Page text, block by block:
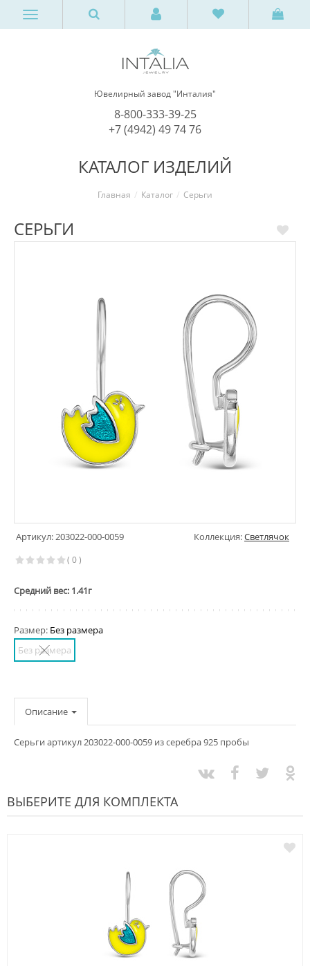
Ювелирный завод "Инталия"
8-800-333-39-25
+7 (4942) 49 74 76
КАТАЛОГ ИЗДЕЛИЙ
Главная Каталог Серьги
СЕРЬГИ
Артикул: 203022-000-0059 Коллекция:Светлячок
( 0 )
Средний вес: 1.41г
Размер: Без размера
Без размера
Описание
Серьги артикул 203022-000-0059 из серебра 925 пробы
ВЫБЕРИТЕ ДЛЯ КОМПЛЕКТА